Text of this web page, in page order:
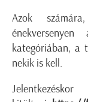
Azok
kategóriában, a
nekik is kell.